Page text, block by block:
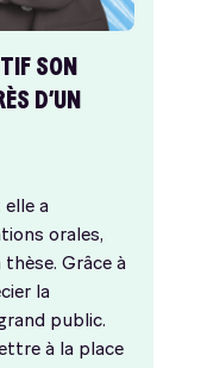
SON
D’UN
a
orales,
Grâce à
la
public.
à la place